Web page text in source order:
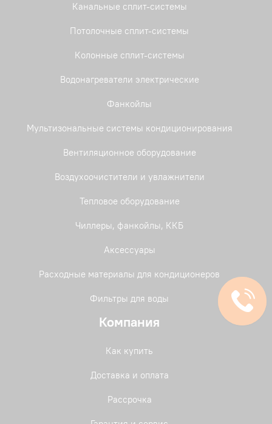
Канальные сплит-системы
Потолочные сплит-системы
Колонные сплит-системы
Водонагреватели электрические
Фанкойлы
Мультизональные системы кондиционирования
Вентиляционное оборудование
Воздухоочистители и увлажнители
Тепловое оборудование
Чиллеры, фанкойлы, ККБ
Аксессуары
Расходные материалы для кондиционеров
Фильтры для воды
Компания
Как купить
Доставка и оплата
Рассрочка